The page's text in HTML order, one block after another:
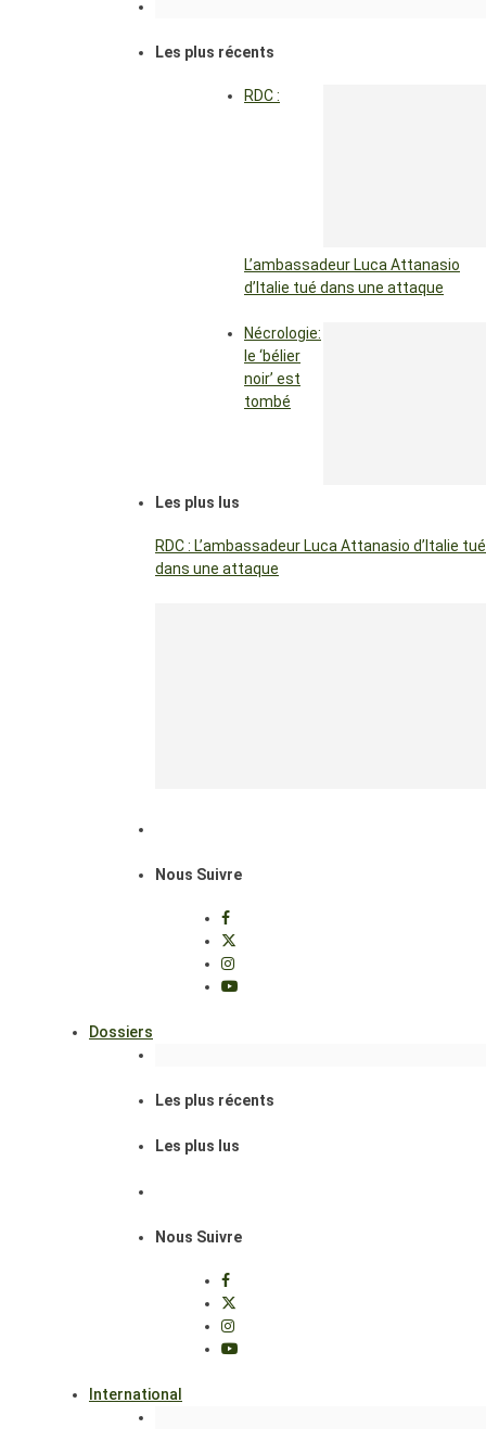
Les plus récents
RDC :
L’ambassadeur Luca Attanasio
d’Italie tué dans une attaque
Nécrologie:
le ‘bélier
noir’ est
tombé
Les plus lus
RDC : L’ambassadeur Luca Attanasio d’Italie tué
dans une attaque
Nous Suivre
Dossiers
Les plus récents
Les plus lus
Nous Suivre
International